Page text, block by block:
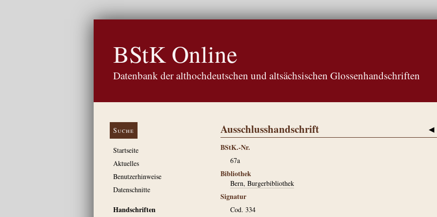
BStK Online
Datenbank der althochdeutschen und altsächsischen Glossenhandschriften
Suche
Startseite
Aktuelles
Benutzerhinweise
Datenschnitte
Handschriften
◀
Ausschlusshandschrift
BStK.-Nr.
67a
Bibliothek
Bern, Burgerbibliothek
Signatur
Cod. 334